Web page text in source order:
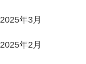
2025年3月
2025年2月